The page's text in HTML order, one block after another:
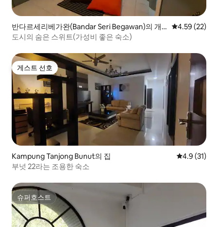
반다르세리베가완(Bandar Seri Begawan)의 개
인실
평점 4.59점(5
4.59 (22)
도시의 숨은 스위트(가성비 좋은 숙소)
게스트 선호
게스트 선호
Kampung Tanjong Bunut의 집 평점 4.9점
4.9 (31)
부넛 22라는 조용한 숙소
슈퍼호스트
슈퍼호스트